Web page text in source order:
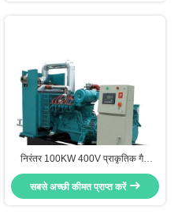
निरंतर 100KW 400V प्राकृतिक गैस
जेनसेट के साथ पानी ठंडा परिवर्तित
Cummins इंजन
सबसे अच्छी कीमत प्राप्त करें